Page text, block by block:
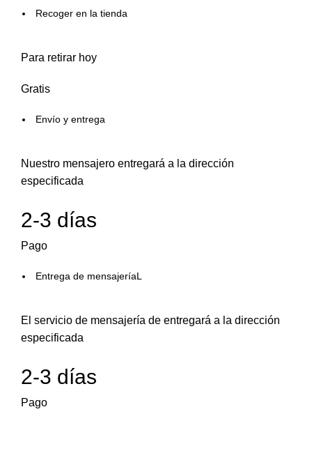
Recoger en la tienda
Para retirar hoy
Gratis
Envío y entrega
Nuestro mensajero entregará a la dirección
especificada
2-3 días
Pago
Entrega de mensajeríaL
El servicio de mensajería de entregará a la dirección
especificada
2-3 días
Pago